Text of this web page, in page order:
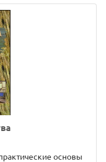
основы